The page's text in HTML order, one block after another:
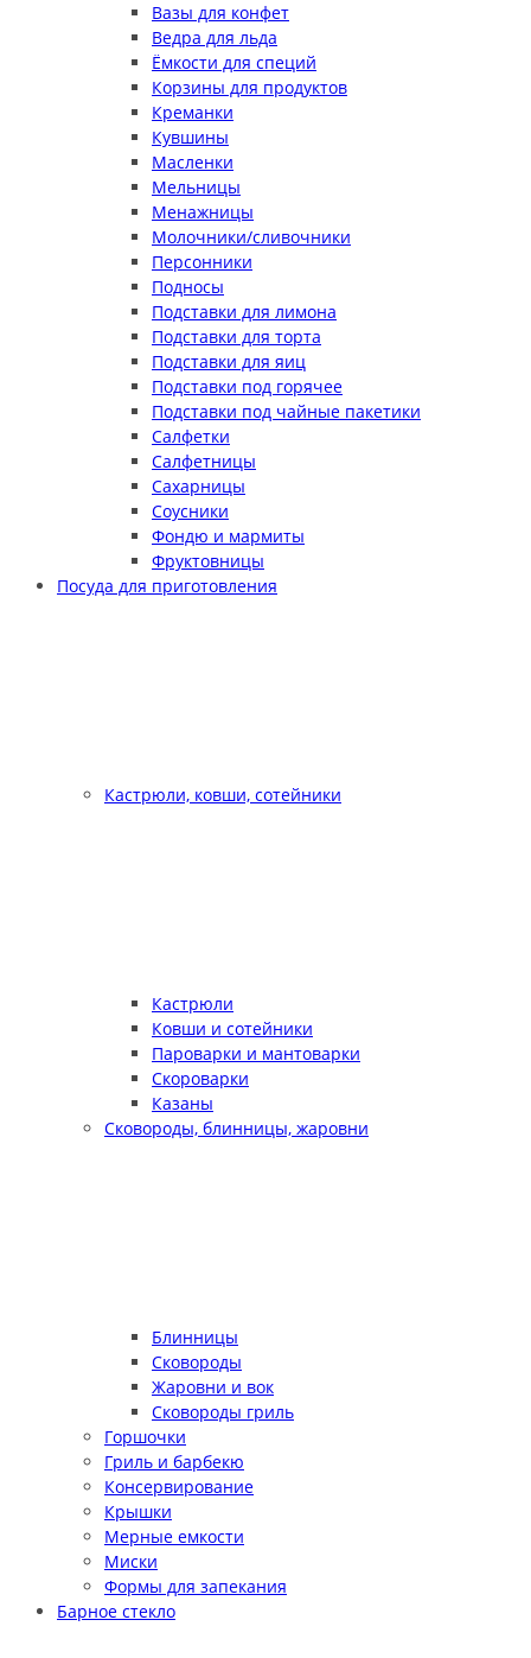
Вазы для конфет
Ведра для льда
Ёмкости для специй
Корзины для продуктов
Креманки
Кувшины
Масленки
Мельницы
Менажницы
Молочники/сливочники
Персонники
Подносы
Подставки для лимона
Подставки для торта
Подставки для яиц
Подставки под горячее
Подставки под чайные пакетики
Салфетки
Салфетницы
Сахарницы
Соусники
Фондю и мармиты
Фруктовницы
Посуда для приготовления
Кастрюли, ковши, сотейники
Кастрюли
Ковши и сотейники
Пароварки и мантоварки
Скороварки
Казаны
Сковороды, блинницы, жаровни
Блинницы
Сковороды
Жаровни и вок
Сковороды гриль
Горшочки
Гриль и барбекю
Консервирование
Крышки
Мерные емкости
Миски
Формы для запекания
Барное стекло